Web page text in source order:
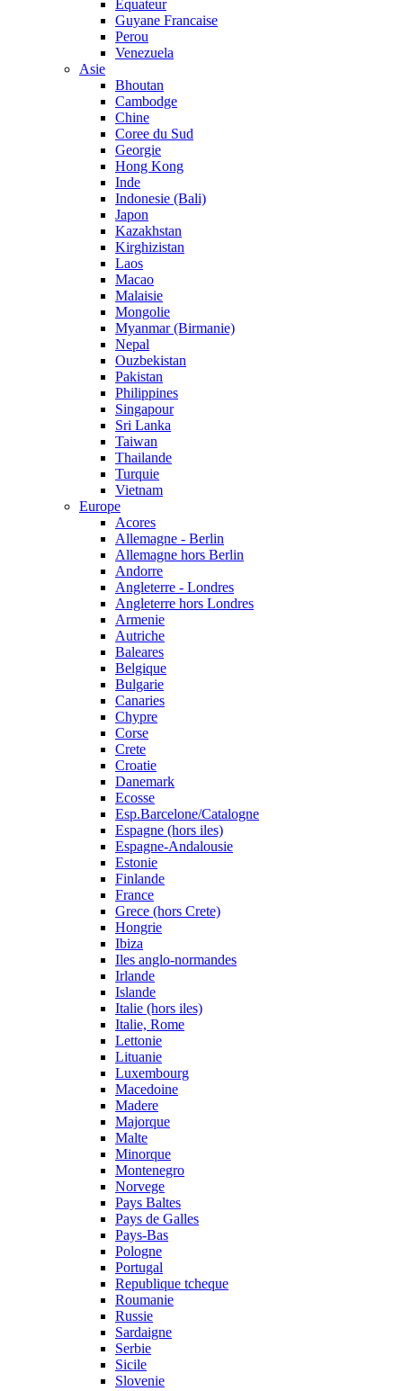
Equateur
Guyane Francaise
Perou
Venezuela
Asie
Bhoutan
Cambodge
Chine
Coree du Sud
Georgie
Hong Kong
Inde
Indonesie (Bali)
Japon
Kazakhstan
Kirghizistan
Laos
Macao
Malaisie
Mongolie
Myanmar (Birmanie)
Nepal
Ouzbekistan
Pakistan
Philippines
Singapour
Sri Lanka
Taiwan
Thailande
Turquie
Vietnam
Europe
Acores
Allemagne - Berlin
Allemagne hors Berlin
Andorre
Angleterre - Londres
Angleterre hors Londres
Armenie
Autriche
Baleares
Belgique
Bulgarie
Canaries
Chypre
Corse
Crete
Croatie
Danemark
Ecosse
Esp.Barcelone/Catalogne
Espagne (hors iles)
Espagne-Andalousie
Estonie
Finlande
France
Grece (hors Crete)
Hongrie
Ibiza
Iles anglo-normandes
Irlande
Islande
Italie (hors iles)
Italie, Rome
Lettonie
Lituanie
Luxembourg
Macedoine
Madere
Majorque
Malte
Minorque
Montenegro
Norvege
Pays Baltes
Pays de Galles
Pays-Bas
Pologne
Portugal
Republique tcheque
Roumanie
Russie
Sardaigne
Serbie
Sicile
Slovenie